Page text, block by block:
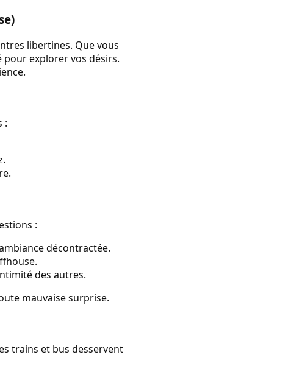
libertines. Que vous
pour explorer vos désirs.
:
:
décontractée.
des autres.
mauvaise surprise.
trains et bus desservent